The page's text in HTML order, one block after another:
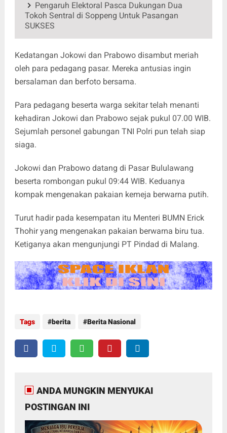
Pengaruh Elektoral Pasca Dukungan Dua
Tokoh Sentral di Soppeng Untuk Pasangan
SUKSES
Kedatangan Jokowi dan Prabowo disambut meriah
oleh para pedagang pasar. Mereka antusias ingin
bersalaman dan berfoto bersama.
Para pedagang beserta warga sekitar telah menanti
kehadiran Jokowi dan Prabowo sejak pukul 07.00 WIB.
Sejumlah personel gabungan TNI Polri pun telah siap
siaga.
Jokowi dan Prabowo datang di Pasar Bululawang
beserta rombongan pukul 09:44 WIB. Keduanya
kompak mengenakan pakaian kemeja berwarna putih.
Turut hadir pada kesempatan itu Menteri BUMN Erick
Thohir yang mengenakan pakaian berwarna biru tua.
Ketiganya akan mengunjungi PT Pindad di Malang.
Tags berita Berita Nasional
ANDA MUNGKIN MENYUKAI
POSTINGAN INI